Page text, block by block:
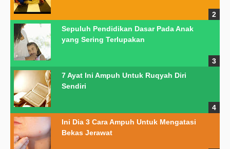
Sepuluh Pendidikan Dasar Pada Anak
yang Sering Terlupakan
7 Ayat Ini Ampuh Untuk Ruqyah Diri
Sendiri
Ini Dia 3 Cara Ampuh Untuk Mengatasi
Bekas Jerawat